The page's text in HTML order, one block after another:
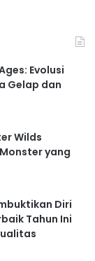
Evolusi
Gelap dan
Wilds
yang
Diri
Tahun Ini